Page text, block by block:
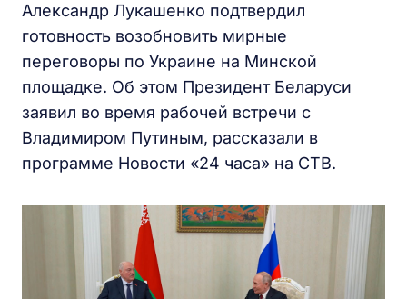
Александр Лукашенко подтвердил
готовность возобновить мирные
переговоры по Украине на Минской
площадке. Об этом Президент Беларуси
заявил во время рабочей встречи с
Владимиром Путиным, рассказали в
программе Новости «24 часа» на СТВ.